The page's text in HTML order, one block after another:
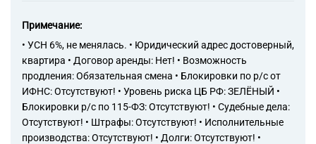
Примечание:
• УСН 6%, не менялась. • Юридический адрес достоверный,
квартира • Договор аренды: Нет! • Возможность
продления: Обязательная смена • Блокировки по р/с от
ИФНС: Отсутствуют! • Уровень риска ЦБ РФ: ЗЕЛЁНЫЙ •
Блокировки р/с по 115-ФЗ: Отсутствуют! • Судебные дела:
Отсутствуют! • Штрафы: Отсутствуют! • Исполнительные
производства: Отсутствуют! • Долги: Отсутствуют! •